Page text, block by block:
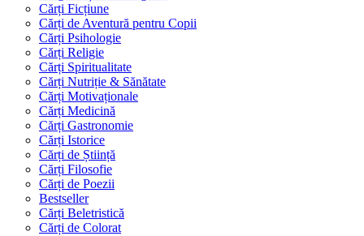
Cărți Ficțiune
Cărți de Aventură pentru Copii
Cărți Psihologie
Cărți Religie
Cărți Spiritualitate
Cărți Nutriție & Sănătate
Cărți Motivaționale
Cărți Medicină
Cărți Gastronomie
Cărți Istorice
Cărți de Știință
Cărți Filosofie
Cărți de Poezii
Bestseller
Cărți Beletristică
Cărți de Colorat